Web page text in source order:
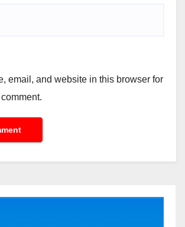
email, and website in this browser for